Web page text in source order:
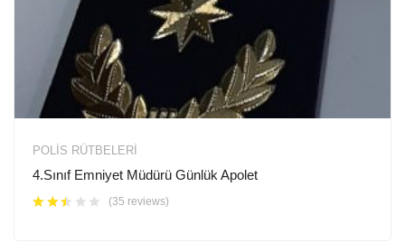
POLIS RÜTBELERI
4.Sınıf Emniyet Müdürü Günlük Apolet
(35 reviews)